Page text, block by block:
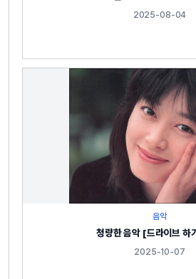
2025-08-04
음악
청량한 음악 [드라이브 하
2025-10-07